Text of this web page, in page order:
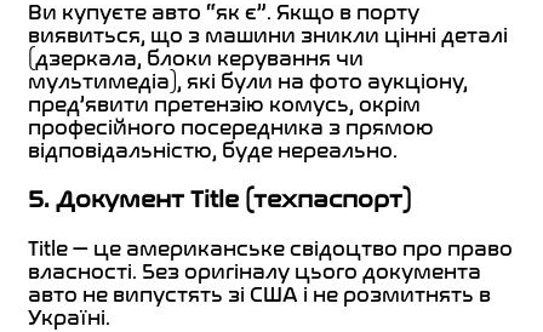
Ви купуєте авто “як є”. Якщо в порту
виявиться, що з машини зникли цінні деталі
(дзеркала, блоки керування чи
мультимедіа), які були на фото аукціону,
пред’явити претензію комусь, окрім
професійного посередника з прямою
відповідальністю, буде нереально.
5. Документ Title (техпаспорт)
Title — це американське свідоцтво про право
власності. Без оригіналу цього документа
авто не випустять зі США і не розмитнять в
Україні.